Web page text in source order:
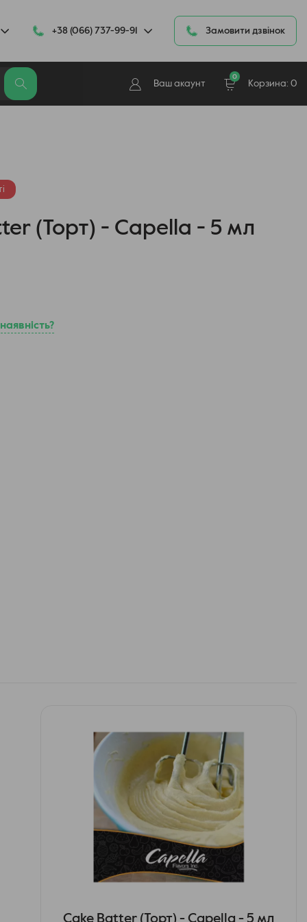
+38 (066) 737-99-91 Замовити дзвінок
Ваш акаунт
0
Корзина: 0
(Торт) - Capella - 5 мл